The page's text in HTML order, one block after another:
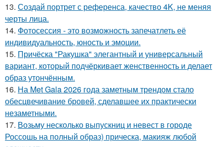
13. Создай портрет с референса, качество 4K, не меняя
черты лица.
14. Фотосессия - это возможность запечатлеть её
индивидуальность, юность и эмоции.
15. Причёска "Ракушка" элегантный и универсальный
вариант, который подчёркивает женственность и делает
образ утончённым.
16. На Met Gala 2026 года заметным трендом стало
обесцвечивание бровей, сделавшее их практически
незаметными.
17. Возьму несколько выпускниц и невест в городе
Россошь на полный образ) прическа, макияж любой